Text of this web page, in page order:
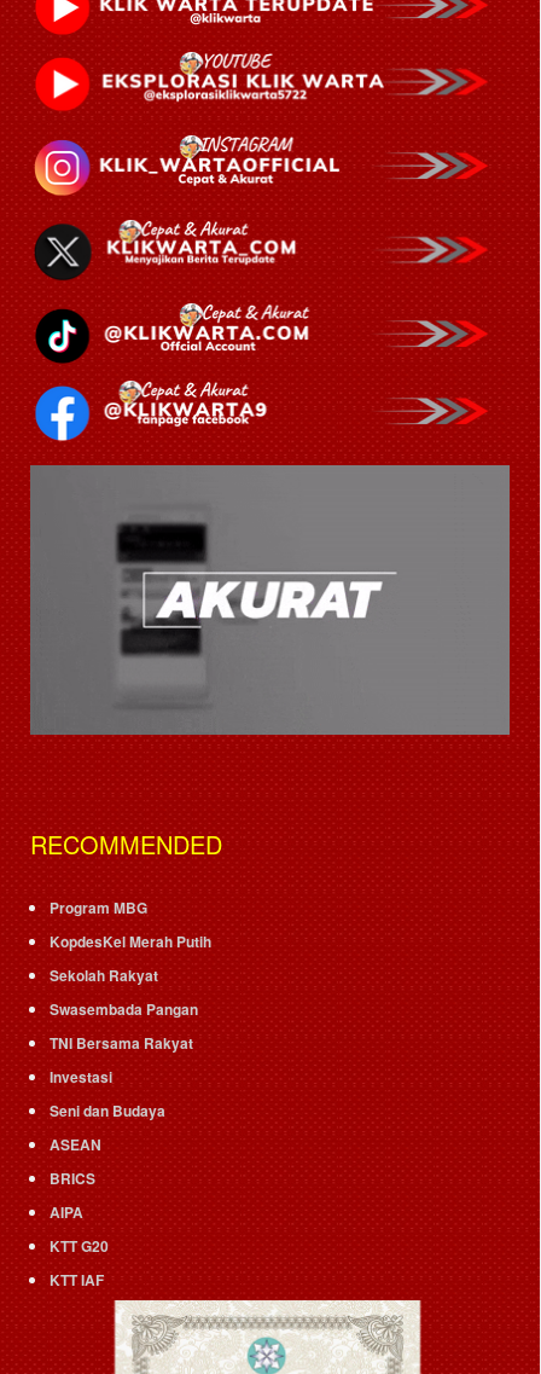
RECOMMENDED
Program MBG
KopdesKel Merah Putih
Sekolah Rakyat
Swasembada Pangan
TNI Bersama Rakyat
Investasi
Seni dan Budaya
ASEAN
BRICS
AIPA
KTT G20
KTT IAF